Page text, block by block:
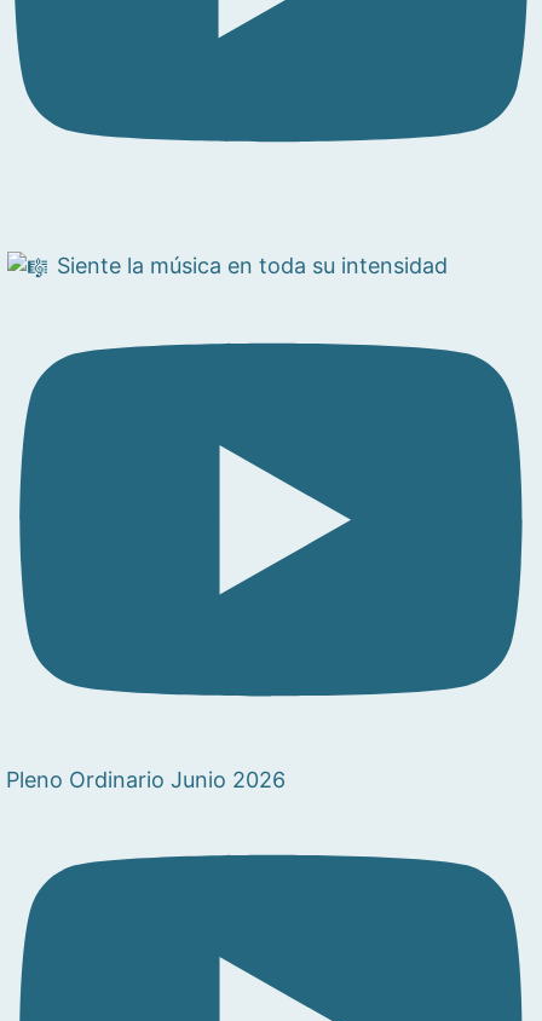
Siente la música en toda su intensidad
Pleno Ordinario Junio 2026